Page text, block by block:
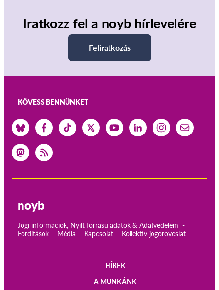
Iratkozz fel a noyb hírlevelére
Feliratkozás
KÖVESS BENNÜNKET
noyb
Jogi információk, Nyílt forrású adatok & Adatvédelem
Fordítások
Média Kapcsolat Kollektív jogorovoslat
HÍREK
A MUNKÁNK